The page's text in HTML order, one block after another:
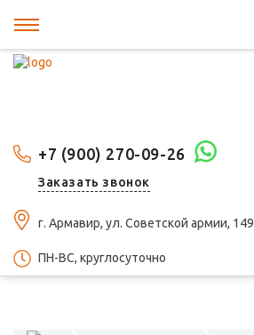
+7 (900) 270-09-26
Заказать звонок
г. Армавир, ул. Советской армии, 149
ПН-ВС, круглосуточно